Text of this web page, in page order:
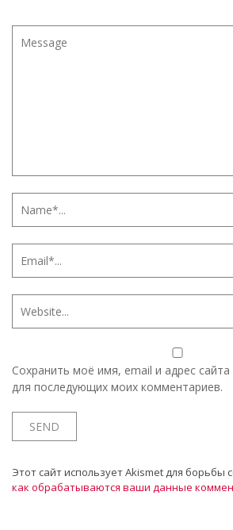
Сохранить моё имя, email и адрес
для последующих моих комментариев.
Этот сайт использует Akismet для борьбы
как обрабатываются ваши данные